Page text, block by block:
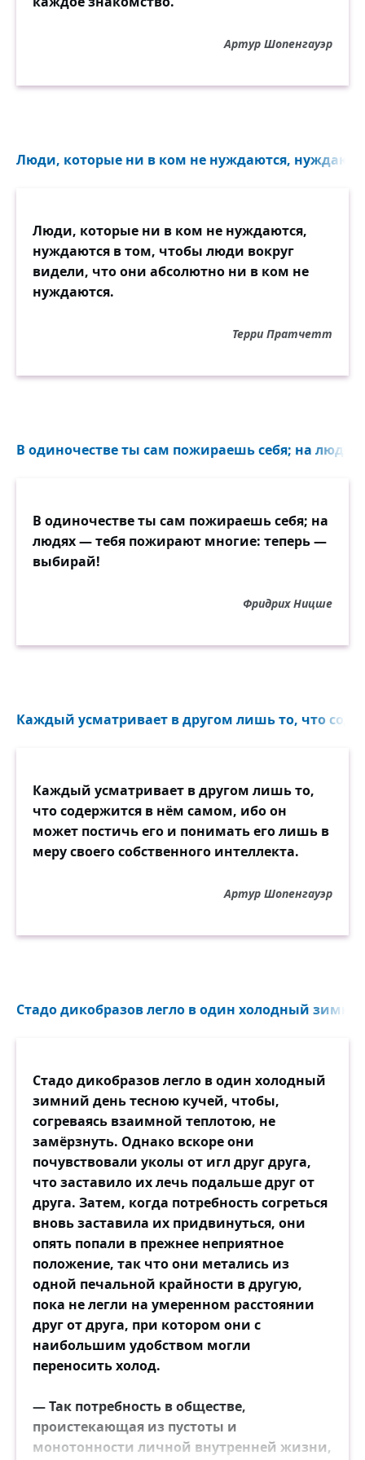
Впрочем, вы, посмотрев печально,
Вот взлетели же в космос всё же,
Долетим и до вас, быть может.
Вот увидимся-поговорим!
Артур Шопенгауэр
Люди, которые ни в ком не нуждаются,
Люди, которые ни в ком не нуждаются,
нуждаются в том, чтобы люди вокруг
видели, что они абсолютно ни в ком не
нуждаются.
Терри Пратчетт
В одиночестве ты сам пожираешь себя; на
В одиночестве ты сам пожираешь себя; на
людях — тебя пожирают многие: теперь —
выбирай!
Фридрих Ницше
Каждый усматривает в другом лишь то, что
Каждый усматривает в другом лишь то,
что содержится в нём самом, ибо он
может постичь его и понимать его лишь в
меру своего собственного интеллекта.
Артур Шопенгауэр
Стадо дикобразов легло в один холодный
Стадо дикобразов легло в один холодный
зимний день тесною кучей, чтобы,
согреваясь взаимной теплотою, не
замёрзнуть. Однако вскоре они
почувствовали уколы от игл друг друга,
что заставило их лечь подальше друг от
друга. Затем, когда потребность согреться
вновь заставила их придвинуться, они
опять попали в прежнее неприятное
положение, так что они метались из
одной печальной крайности в другую,
пока не легли на умеренном расстоянии
друг от друга, при котором они с
наибольшим удобством могли
переносить холод.
— Так потребность в обществе,
проистекающая из пустоты и
монотонности личной внутренней жизни,